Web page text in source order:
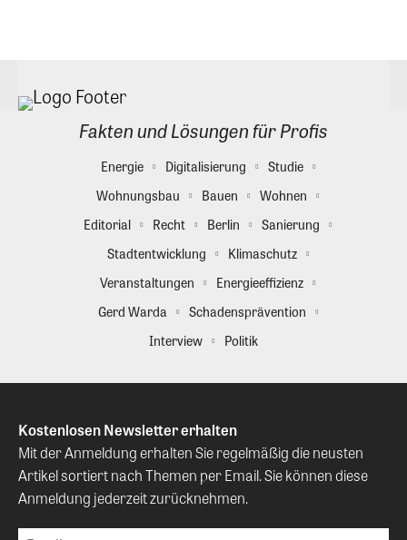
Fakten und Lösungen für Profis
Energie Digitalisierung
Studie
Wohnungsbau
Bauen
Wohnen
Editorial
Recht Berlin
Sanierung
Stadtentwicklung
Klimaschutz
Veranstaltungen
Energieeffizienz
Gerd Warda
Schadensprävention
Interview
Politik
Kostenlosen Newsletter erhalten
Mit der Anmeldung erhalten Sie regelmäßig die neusten
Artikel sortiert nach Themen per Email. Sie können diese
Anmeldung jederzeit zurücknehmen.